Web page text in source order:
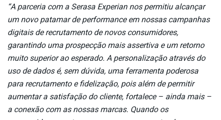
“A parceria com a Serasa Experian nos permitiu alcançar
um novo patamar de performance em nossas campanhas
digitais de recrutamento de novos consumidores,
garantindo uma prospecção mais assertiva e um retorno
muito superior ao esperado. A personalização através do
uso de dados é, sem dúvida, uma ferramenta poderosa
para recrutamento e fidelização, pois além de permitir
aumentar a satisfação do cliente, fortalece – ainda mais –
a conexão com as nossas marcas. Quando os